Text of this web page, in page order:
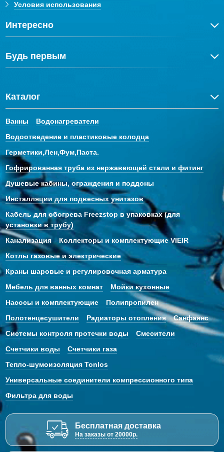
Условия использования
Интересно
Будь первым
Каталог
Ванны
Водонагреватели
Водоотведение и пластиковые колодца
Герметики,Лен,Фум,Паста.
Гофрированная труба из нержавеющей стали и фитинг
Душевые кабины, ограждения и поддоны
Инсталляции для подвесных унитазов
Кабель для обогрева Freezstop в упаковках (для
установки в трубу)
Канализация
Коллекторы и комплектующие VIEIR
Котлы газовые и электрические
Краны шаровые и регулировочная арматура
Мебель для ванных комнат
Мойки кухонные
Насосы и комплектующие
Полипропилен
Полотенцесушители
Радиаторы отопления
Санфаянс
Системы контроля протечки воды
Смесители
Счетчики воды
Счетчики газа
Тепло-шумоизоляция Tonlos
Универсальные соединители компрессионного типа
Фильтра для воды
Бесплатная доставка
На заказы от 20000р.